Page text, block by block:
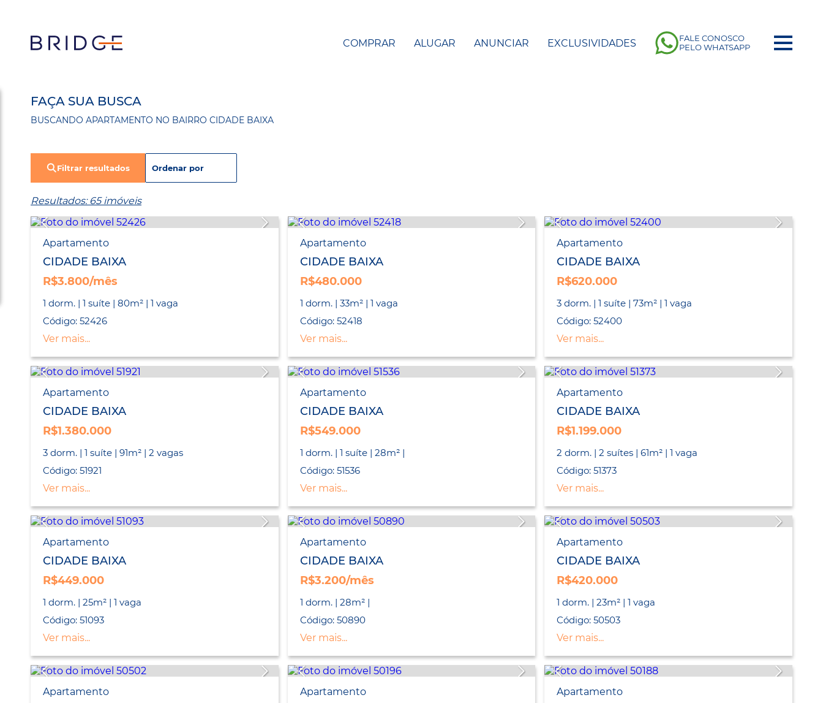
COMPRAR ALUGAR ANUNCIAR EXCLUSIVIDADES
FALE CONOSCO
PELO WHATSAPP
FAÇA SUA BUSCA
BUSCANDO APARTAMENTO NO BAIRRO CIDADE BAIXA
Filtrar resultados
Resultados: 65 imóveis
Apartamento
CIDADE BAIXA
R$3.800/mês
1 dorm. | 1 suíte | 80m² | 1 vaga
Código: 52426
Ver mais...
Apartamento
CIDADE BAIXA
R$480.000
1 dorm. | 33m² | 1 vaga
Código: 52418
Ver mais...
Apartamento
CIDADE BAIXA
R$620.000
3 dorm. | 1 suíte | 73m² | 1 vaga
Código: 52400
Ver mais...
Apartamento
CIDADE BAIXA
R$1.380.000
3 dorm. | 1 suíte | 91m² | 2 vagas
Código: 51921
Ver mais...
Apartamento
CIDADE BAIXA
R$549.000
1 dorm. | 1 suíte | 28m² |
Código: 51536
Ver mais...
Apartamento
CIDADE BAIXA
R$1.199.000
2 dorm. | 2 suítes | 61m² | 1 vaga
Código: 51373
Ver mais...
Apartamento
CIDADE BAIXA
R$449.000
1 dorm. | 25m² | 1 vaga
Código: 51093
Ver mais...
Apartamento
CIDADE BAIXA
R$3.200/mês
1 dorm. | 28m² |
Código: 50890
Ver mais...
Apartamento
CIDADE BAIXA
R$420.000
1 dorm. | 23m² | 1 vaga
Código: 50503
Ver mais...
Apartamento Apartamento Apartamento